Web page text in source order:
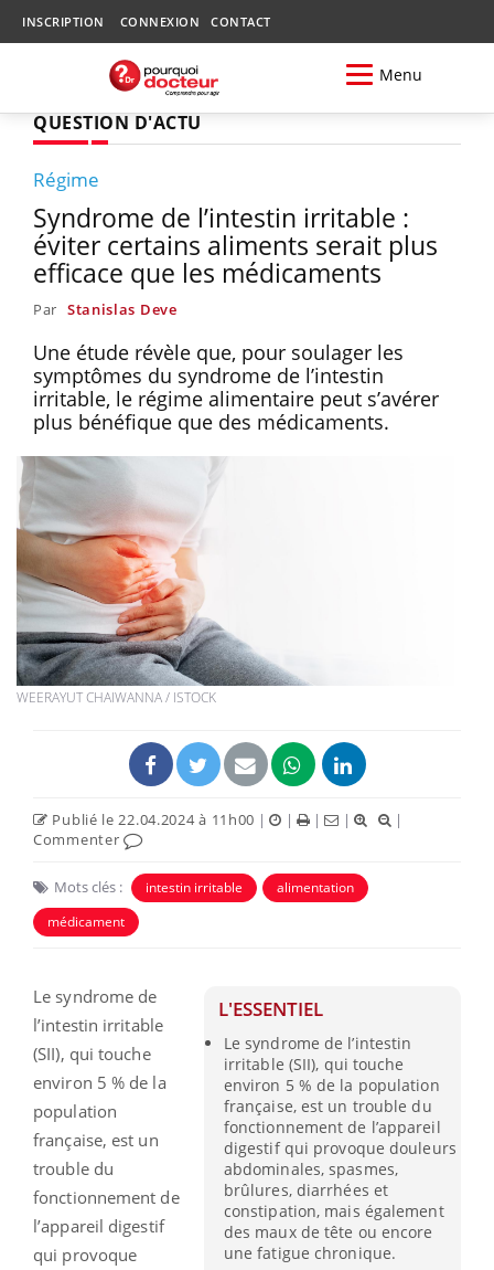
INSCRIPTION CONNEXION CONTACT
Menu
QUESTION D'ACTU
Régime
Syndrome de l’intestin irritable :
éviter certains aliments serait plus
efficace que les médicaments
Par Stanislas Deve
Une étude révèle que, pour soulager les
symptômes du syndrome de l’intestin
irritable, le régime alimentaire peut s’avérer
plus bénéfique que des médicaments.
WEERAYUT CHAIWANNA / ISTOCK
Publié le 22.04.2024 à 11h00 | | | |
|
Commenter
Mots clés : intestin irritable
alimentation
médicament
L'ESSENTIEL
Le syndrome de l’intestin
irritable (SII), qui touche
environ 5 % de la population
française, est un trouble du
fonctionnement de l’appareil
digestif qui provoque douleurs
abdominales, spasmes,
brûlures, diarrhées et
constipation, mais également
des maux de tête ou encore
une fatigue chronique.
Le syndrome de
l’intestin irritable
(SII), qui touche
environ 5 % de la
population
française, est un
trouble du
fonctionnement de
l’appareil digestif
qui provoque